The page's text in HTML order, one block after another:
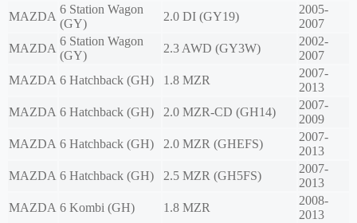
MAZDA
6 Station Wagon
(GY)
2.0 DI (GY19)
2005-
2007
MAZDA
6 Station Wagon
(GY)
2.3 AWD (GY3W)
2002-
2007
MAZDA 6 Hatchback (GH) 1.8 MZR
2007-
2013
MAZDA 6 Hatchback (GH) 2.0 MZR-CD (GH14)
2007-
2009
MAZDA 6 Hatchback (GH) 2.0 MZR (GHEFS)
2007-
2013
MAZDA 6 Hatchback (GH) 2.5 MZR (GH5FS)
2007-
2013
MAZDA 6 Kombi (GH) 1.8 MZR
2008-
2013